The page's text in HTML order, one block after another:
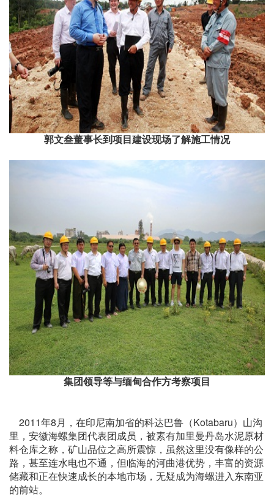
郭文叁董事长到项目建设现场了解施工情况
集团领导等与缅甸合作方考察项目
2011年8月，在印尼南加省的科达巴鲁（Kotabaru）山沟
里，安徽海螺集团代表团成员，被素有加里曼丹岛水泥原材
料仓库之称，矿山品位之高所震惊，虽然这里没有像样的公
路，甚至连水电也不通，但临海的河曲港优势，丰富的资源
储藏和正在快速成长的本地市场，无疑成为海螺进入东南亚
的前站。